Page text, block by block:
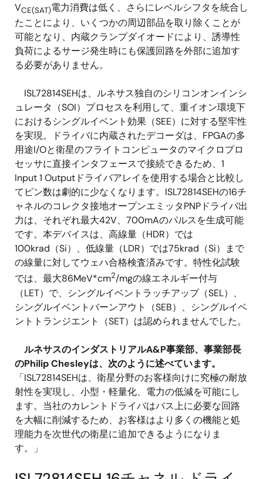
VCE(SAT)電力消費は低く、さらにレベルシフタを統合し
たことにより、いくつかの周辺部品を取り除くことが
可能となり、内蔵クランプダイオードにより、誘導性
負荷によるサージ発生時にも保護回路を外部に追加す
る必要がありません。
ISL72814SEHは、ルネサス独自のシリコンオンインシ
ュレータ（SOI）プロセスを利用して、重イオン環境下
におけるシングルイベント効果（SEE）に対する堅牢性
を実現。ドライバに内蔵されたデコーダは、FPGAの多
用途I/Oと衛星のフライトコンピュータのマイクロプロ
セッサに直接インタフェースで接続できるため、1
Input 1 Outputドライバアレイを使用する場合と比較し
てピン数は劇的に少なくなります。ISL72814SEHの16チ
ャネルのコレクタ接地オープンエミッタPNPドライバ出
力は、それぞれ最大42V、700mAのパルスを生成可能
です。本デバイスは、高線量（HDR）では
100krad（Si）、低線量（LDR）では75krad（Si）まで
の線量に対してウェハ合格検査済みです。特性化試験
では、最大86MeV*cm2/mgの線エネルギー付与
（LET）で、シングルイベントラッチアップ（SEL）、
シングルイベントバーンアウト（SEB）、シングルイベ
ントトランジエント（SET）は認められませんでした。
ルネサスのインダストリアルA&P事業部、事業部長
のPhilip Chesleyは、次のように述べています。
「ISL72814SEHは、衛星分野のお客様向けに究極の耐放
射性を実現し、小型・軽量化、電力の低減を可能にし
ます。当社のカレントドライバはバス上に必要な回路
を大幅に削減するため、お客様はより多くの機能と処
理能力を次世代の衛星に追加できるようになりま
す。」